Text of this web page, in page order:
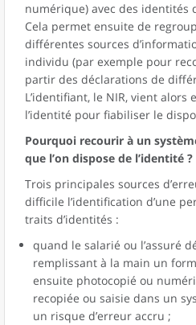
numérique) avec des identités
Cela permet ensuite de
différentes sources
individu (par exemple pour
partir des déclarations de
L’identifiant, le NIR, vient alors
l’identité pour fiabiliser le
Pourquoi recourir à un
que l’on dispose de l’identité ?
Trois principales sources
difficile l’identification d’une
traits d’identités :
quand le salarié ou l’assuré
remplissant à la main un
ensuite photocopié ou
recopiée ou saisie dans un
un risque d’erreur accru ;